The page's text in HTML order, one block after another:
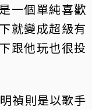
一個單純喜歡
就變成超級有
跟他玩也很投
禎則是以歌手